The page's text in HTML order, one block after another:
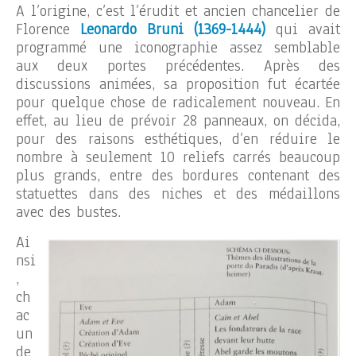
A l’origine, c’est l’érudit et ancien chancelier de
Florence Leonardo Bruni (1369-1444) qui avait
programmé une iconographie assez semblable
aux deux portes précédentes. Après des
discussions animées, sa proposition fut écartée
pour quelque chose de radicalement nouveau. En
effet, au lieu de prévoir 28 panneaux, on décida,
pour des raisons esthétiques, d’en réduire le
nombre à seulement 10 reliefs carrés beaucoup
plus grands, entre des bordures contenant des
statuettes dans des niches et des médaillons
avec des bustes.
Ai
nsi
,
ch
ac
un